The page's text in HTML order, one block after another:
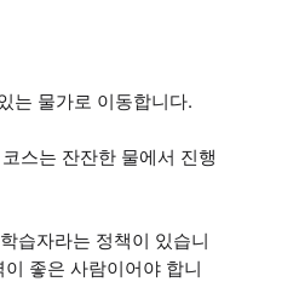
는 물가로 이동합니다.
스는 잔잔한 물에서 진행
습자라는 정책이 있습니
좋은 사람이어야 합니